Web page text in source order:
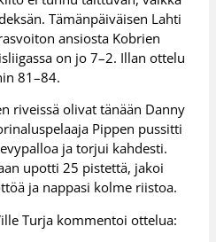
Tämänpäiväisen Lahti
ansiosta Kobrien
on jo 7–2. Illan ottelu
81–84.
riveissä olivat tänään Danny
Pippen pussitti
ja torjui kahdesti.
upotti 25 pistettä, jakoi
ja nappasi kolme riistoa.
Turja kommentoi ottelua: